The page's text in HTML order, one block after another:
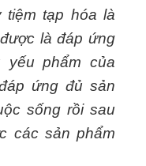
tiệm tạp hóa là
là đáp ứng
yếu phẩm của
ứng đủ sản
sống rồi sau
các sản phẩm